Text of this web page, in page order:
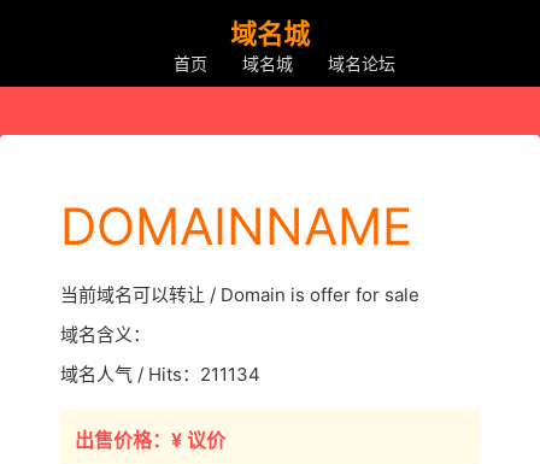
域名城
首页 域名城 域名论坛
DOMAINNAME
当前域名可以转让 / Domain is offer for sale
域名含义：
域名人气 / Hits：211134
出售价格：¥ 议价